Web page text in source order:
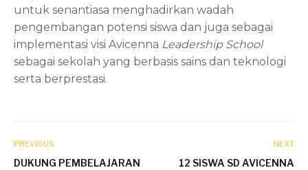
untuk senantiasa menghadirkan wadah
pengembangan potensi siswa dan juga sebagai
implementasi visi Avicenna Leadership School
sebagai sekolah yang berbasis sains dan teknologi
serta berprestasi.
PREVIOUS
DUKUNG PEMBELAJARAN
NEXT
12 SISWA SD AVICENNA